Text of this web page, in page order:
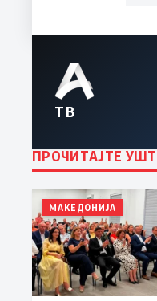
ТВ
ПРОЧИТАЈТЕ
МАКЕДОНИЈА